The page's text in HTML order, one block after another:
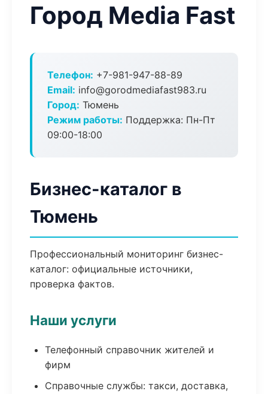
Город Media Fast
Телефон: +7-981-947-88-89
Email: info@gorodmediafast983.ru
Город: Тюмень
Режим работы: Поддержка: Пн-Пт
09:00-18:00
Бизнес-каталог в
Тюмень
Профессиональный мониторинг бизнес-
каталог: официальные источники,
проверка фактов.
Наши услуги
Телефонный справочник жителей и
фирм
Справочные службы: такси, доставка,